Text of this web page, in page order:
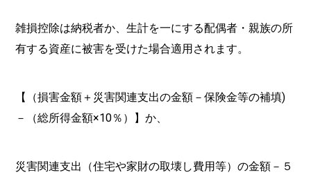
雑損控除は納税者か、生計を一にする配偶者・親族の所
有する資産に被害を受けた場合適用されます。
【（損害金額＋災害関連支出の金額－保険金等の補填)
－（総所得金額×10％）】か、
災害関連支出（住宅や家財の取壊し費用等）の金額－５